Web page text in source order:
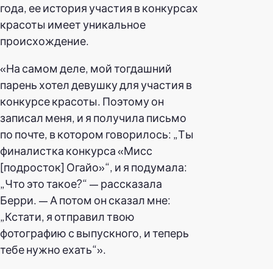
года, ее история участия в конкурсах
красоты имеет уникальное
происхождение.
«На самом деле, мой тогдашний
парень хотел девушку для участия в
конкурсе красоты. Поэтому он
записал меня, и я получила письмо
по почте, в котором говорилось: „Ты
финалистка конкурса «Мисс
[подросток] Огайо»“, и я подумала:
„Что это такое?“ — рассказала
Берри. — А потом он сказал мне:
„Кстати, я отправил твою
фотографию с выпускного, и теперь
тебе нужно ехать“».